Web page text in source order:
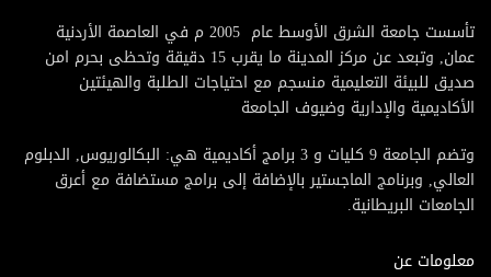
تأسست جامعة الشرق الأوسط عام 2005 م في العاصمة الأردنية
عمان, وتبعد عن مركز المدينة ما يقرب 15 دقيقة وتحظى بحرم امن
صديق للبيئة التعليمية منسجم مع احتياجات الطلبة والهيئتين
الأكاديمية والإدارية وضيوف الجامعة
وتضم الجامعة 9 كليات و 3 برامج أكاديمية هي: البكالوريوس, الدبلوم
العالي, وبرنامج الماجستير بالإضافة إلى برامج مستضافة مع أعرق
الجامعات البريطانية.
معلومات عن